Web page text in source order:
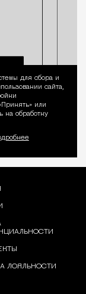
для сбора и
сайта,
или
на обработку
ЛОЯЛЬНОСТИ